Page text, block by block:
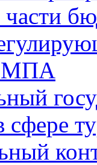
МПА
сфере